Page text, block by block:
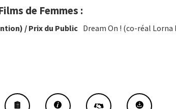
de Femmes :
/ Prix du Public Dream On ! (co-réal Lorna